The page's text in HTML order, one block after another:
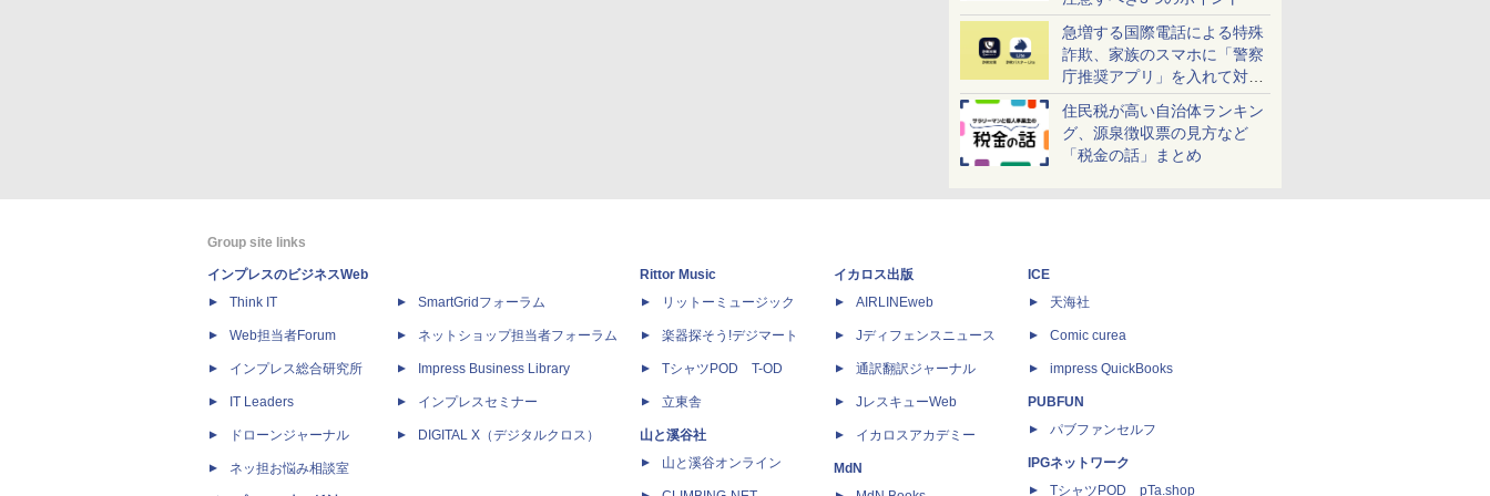
急増する国際電話による特殊
詐欺、家族のスマホに「警察
庁推奨アプリ」を入れて対策
しよう！
住民税が高い自治体ランキン
グ、源泉徴収票の見方など
「税金の話」まとめ
Group site links
インプレスのビジネスWeb
Think IT
Web担当者Forum
インプレス総合研究所
IT Leaders
ドローンジャーナル
ネッ担お悩み相談室
SmartGridフォーラム
ネットショップ担当者フォーラム
Impress Business Library
インプレスセミナー
DIGITAL X（デジタルクロス）
Rittor Music
リットーミュージック
楽器探そう!デジマート
TシャツPOD T-OD
立東舎
山と溪谷社
山と溪谷オンライン
イカロス出版
AIRLINEweb
Jディフェンスニュース
通訳翻訳ジャーナル
JレスキューWeb
イカロスアカデミー
MdN
ICE
天海社
Comic curea
impress QuickBooks
PUBFUN
パブファンセルフ
IPGネットワーク
TシャツPOD pTa.shop